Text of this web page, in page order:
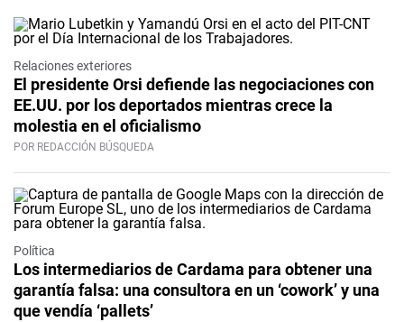
Relaciones exteriores
El presidente Orsi defiende las negociaciones con
EE.UU. por los deportados mientras crece la
molestia en el oficialismo
POR REDACCIÓN BÚSQUEDA
Política
Los intermediarios de Cardama para obtener una
garantía falsa: una consultora en un ‘cowork’ y una
que vendía ‘pallets’